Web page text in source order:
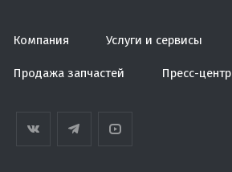
Компания Услуги и сервисы
Продажа запчастей Пресс-центр